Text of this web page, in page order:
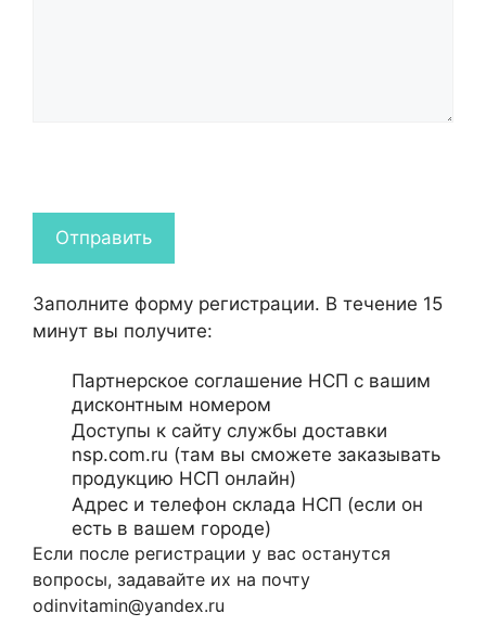
Заполните форму регистрации. В течение 15
минут вы получите:
Партнерское соглашение НСП с вашим
дисконтным номером
Доступы к сайту службы доставки
nsp.com.ru (там вы сможете заказывать
продукцию НСП онлайн)
Адрес и телефон склада НСП (если он
есть в вашем городе)
Если после регистрации у вас останутся
вопросы, задавайте их на почту
odinvitamin@yandex.ru